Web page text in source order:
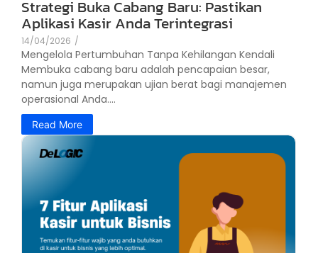
Strategi Buka Cabang Baru: Pastikan
Aplikasi Kasir Anda Terintegrasi
14/04/2026 /
Mengelola Pertumbuhan Tanpa Kehilangan Kendali
Membuka cabang baru adalah pencapaian besar,
namun juga merupakan ujian berat bagi manajemen
operasional Anda....
Read More